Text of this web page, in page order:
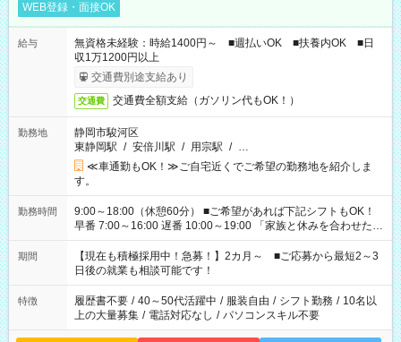
WEB登録・面接OK
給与
無資格未経験：時給1400円～ ■週払いOK ■扶養内OK ■日
収1万1200円以上
交通費別途支給あり
交通費 交通費全額支給（ガソリン代もOK！）
勤務地
静岡市駿河区
東静岡駅 / 安倍川駅 / 用宗駅 / …
≪車通勤もOK！≫ご自宅近くでご希望の勤務地を紹介しま
す。
勤務時間
9:00～18:00（休憩60分） ■ご希望があれば下記シフトもOK！
早番 7:00～16:00 遅番 10:00～19:00 「家族と休みを合わせた
い」 「余裕を持って夕飯の準備がしたい」 「できれば残業はし
たくない」 など、ご希望を教えてくださいね。 ※Wワーク希望
の方へ 今ご覧のお仕事で希望する勤務時間と、もう1つのお仕事
の勤務時間。 合計で週40時間を超える場合は応募できません。
期間
【現在も積極採用中！急募！】2カ月～ ■ご応募から最短2～3
日後の就業も相談可能です！
特徴 履歴書不要 / 40～50代活躍中 / 服装自由 / シフト勤務 / 10名以
上の大量募集 / 電話対応なし / パソコンスキル不要